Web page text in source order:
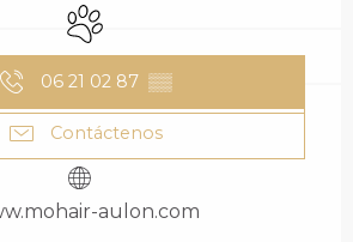
Se aceptan animales
06 21 02 87 ▒▒
Contáctenos
aulon.com